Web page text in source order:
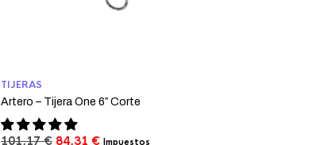
TIJERAS
Artero – Tijera One 6″ Corte
101,17€ El
84,31 €ElImpuestos